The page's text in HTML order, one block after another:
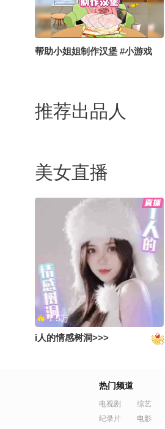
帮助小姐姐制作汉堡 #小游戏
推荐出品人
美女直播
1.5万
i人的情感树洞>>>
热门频道
电视剧
纪录片
综艺
电影